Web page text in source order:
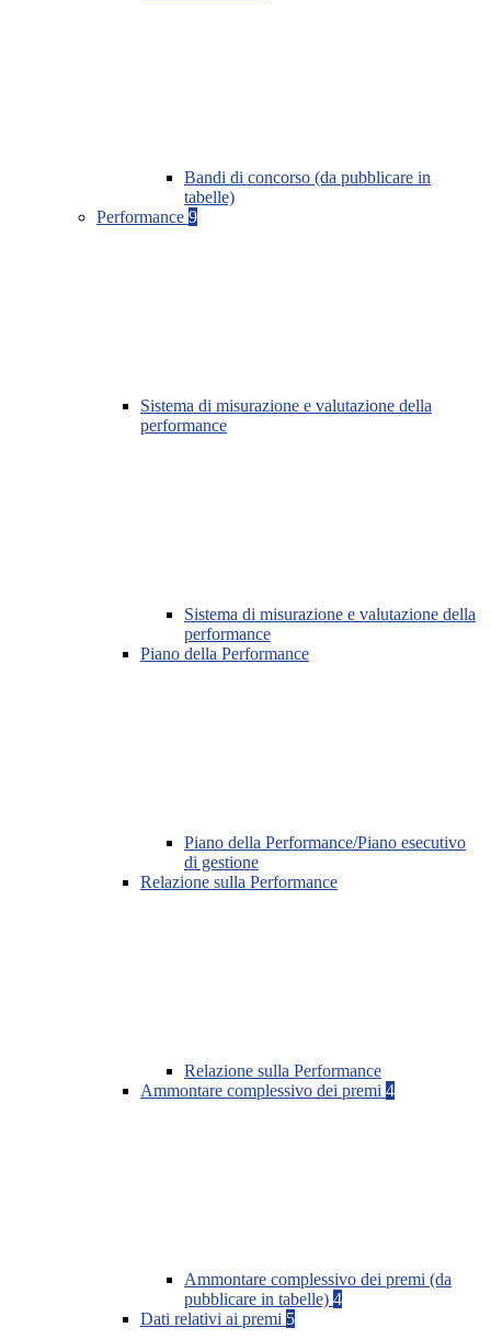
Bandi di concorso (da pubblicare in
tabelle)
Performance 9
Sistema di misurazione e valutazione della
performance
Sistema di misurazione e valutazione della
performance
Piano della Performance
Piano della Performance/Piano esecutivo
di gestione
Relazione sulla Performance
Relazione sulla Performance
Ammontare complessivo dei premi 4
Ammontare complessivo dei premi (da
pubblicare in tabelle) 4
Dati relativi ai premi 5